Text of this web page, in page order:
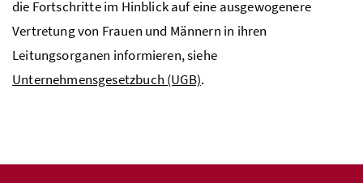
die Fortschritte im Hinblick auf eine ausgewogenere
Vertretung von Frauen und Männern in ihren
Leitungsorganen informieren, siehe
Unternehmensgesetzbuch (UGB).